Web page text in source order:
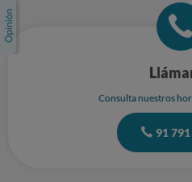
Consulta nuestros
91